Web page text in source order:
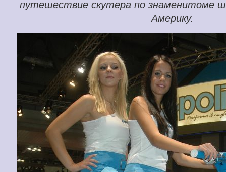
путешествие скутера по знаменитоме
Америку.